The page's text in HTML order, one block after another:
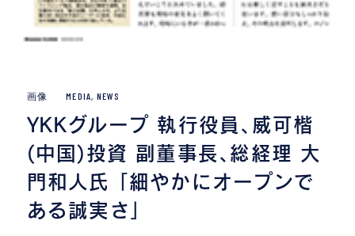
画像 MEDIA, NEWS
YKKグループ 執行役員、威可楷
(中国)投資 副董事長、総経理 大
門和人氏 「細やかにオープンで
ある誠実さ」